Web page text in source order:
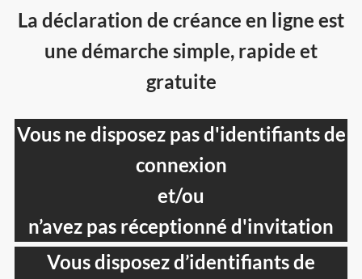
La déclaration de créance en ligne est
une démarche simple, rapide et
gratuite
Vous disposez d’identifiants de
Vous ne disposez pas d'identifiants de
connexion
et/ou
n’avez pas réceptionné d'invitation